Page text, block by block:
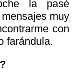
la pasé
muy
con
farándula.